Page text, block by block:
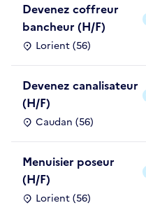
Devenez coffreur
bancheur (H/F)
Lorient (56)
Devenez canalisateur
(H/F)
Caudan (56)
Menuisier poseur
(H/F)
Lorient (56)